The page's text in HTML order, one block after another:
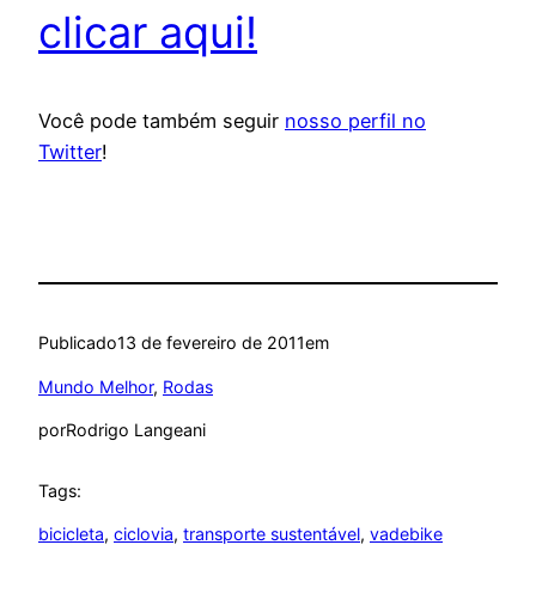
clicar aqui!
Você pode também seguir nosso perfil no
Twitter!
Publicado13 de fevereiro de 2011em
Mundo Melhor, Rodas
porRodrigo Langeani
Tags:
bicicleta, ciclovia, transporte sustentável, vadebike